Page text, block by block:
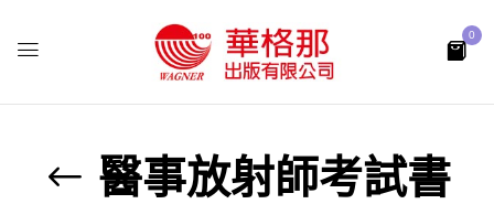
0
醫事放射師考試書